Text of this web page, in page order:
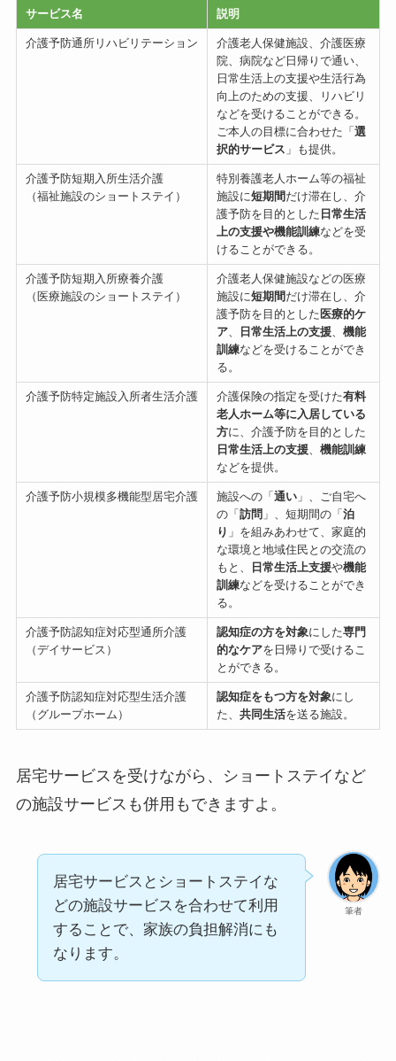
サービス名 説明
介護予防通所リハビリテーション
介護老人保健施設、介護医療
院、病院など日帰りで通い、
日常生活上の支援や生活行為
向上のための支援、リハビリ
などを受けることができる。
ご本人の目標に合わせた「 選
択的サービス 」も提供。
介護予防短期入所生活介護
（福祉施設のショートステイ）
特別養護老人ホーム等の福祉
施設に短期間 だけ滞在し、介
護予防を目的とした 日常生活
上の支援や機能訓練などを受
けることができる。
介護予防短期入所療養介護
（医療施設のショートステイ）
介護老人保健施設などの医療
施設に短期間 だけ滞在し、介
護予防を目的とした 医療的ケ
ア、 日常生活上の支援、 機能
訓練などを受けることができ
る。
介護予防特定施設入所者生活介護 介護保険の指定を受けた有料
老人ホーム等に入居している
方に、介護予防を目的とした
日常生活上の支援、 機能訓練
などを提供。
介護予防小規模多機能型居宅介護 施設への「 通い」、ご自宅へ
の「 訪問 」、短期間の「 泊
り 」を組みあわせて、家庭的
な環境と地域住民との交流の
もと、
日常生活上支援や機能
訓練などを受けることができ
る。
介護予防認知症対応型通所介護
（デイサービス）
認知症の方を対象にした専門
的なケアを日帰りで受けるこ
とができる。
介護予防認知症対応型生活介護
（グループホーム）
認知症をもつ方を対象にし
た、 共同生活を送る施設。
居宅サービスを受けながら、ショートステイなど
の施設サービスも併用もできますよ。
筆者
居宅サービスとショートステイな
どの施設サービスを合わせて利用
することで、家族の負担解消にも
なります。